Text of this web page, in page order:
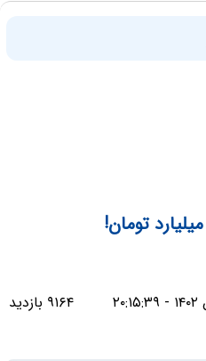
۹۱۶۴ بازدید